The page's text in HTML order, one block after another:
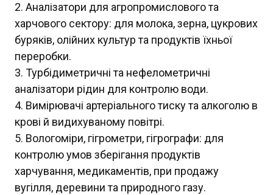
Аналізатори для агропромислового та
харчового сектору: для молока, зерна, цукрових
буряків, олійних культур та продуктів їхньої
переробки.
Турбідиметричні та нефелометричні
аналізатори рідин для контролю води.
Вимірювачі артеріального тиску та алкоголю в
крові й видихуваному повітрі.
Вологоміри, гігрометри, гігрографи: для
контролю умов зберігання продуктів
харчування, медикаментів, при продажу
вугілля, деревини та природного газу.